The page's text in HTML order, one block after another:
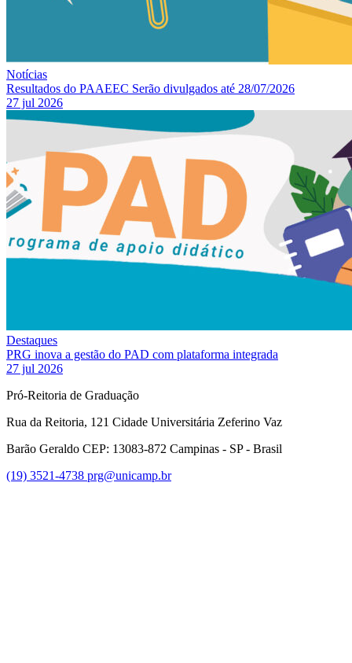
Notícias
Resultados do PAAEEC Serão divulgados até 28/07/2026
27 jul 2026
Destaques
PRG inova a gestão do PAD com plataforma integrada
27 jul 2026
Pró-Reitoria de Graduação
Rua da Reitoria, 121 Cidade Universitária Zeferino Vaz
Barão Geraldo CEP: 13083-872 Campinas - SP - Brasil
(19) 3521-4738 prg@unicamp.br